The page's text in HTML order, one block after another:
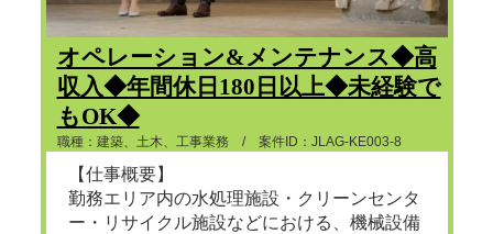
オペレーション&メンテナンス◆高
収入◆年間休日180日以上◆未経験で
もOK◆
職種：建築、土木、工事業務 / 案件ID：JLAG-KE003-8
【仕事概要】
勤務エリア内の水処理施設・クリーンセンタ
ー・リサイクル施設などにおける、機械設備